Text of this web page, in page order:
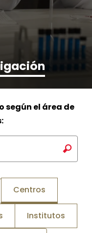
según el área de
Centros
Institutos